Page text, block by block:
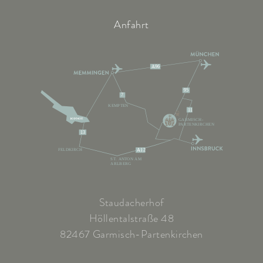
Anfahrt
A96
95
11
7
A12
13
KEMPTEN
ST. ANTON AM
ARLBERG
FELDKIRCH
GARMISCH-
PARTENKIRCHEN
Staudacherhof
Höllentalstraße 48
82467 Garmisch-Partenkirchen